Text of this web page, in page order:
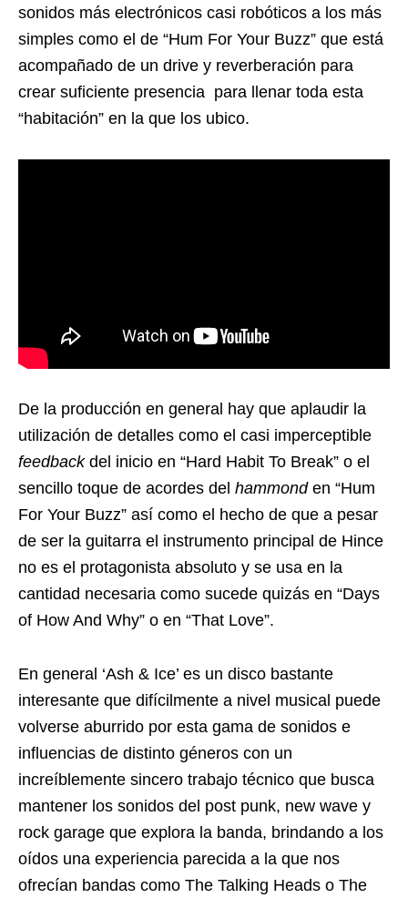
sonidos más electrónicos casi robóticos a los más
simples como el de “Hum For Your Buzz” que está
acompañado de un drive y reverberación para
crear suficiente presencia para llenar toda esta
“habitación” en la que los ubico.
De la producción en general hay que aplaudir la
utilización de detalles como el casi imperceptible
feedbackdel inicio en “Hard Habit To Break” o el
sencillo toque de acordes del hammonden “Hum
For Your Buzz” así como el hecho de que a pesar
de ser la guitarra el instrumento principal de Hince
no es el protagonista absoluto y se usa en la
cantidad necesaria como sucede quizás en “Days
of How And Why” o en “That Love”.
En general ‘Ash & Ice’ es un disco bastante
interesante que difícilmente a nivel musical puede
volverse aburrido por esta gama de sonidos e
influencias de distinto géneros con un
increíblemente sincero trabajo técnico que busca
mantener los sonidos del post punk, new wave y
rock garage que explora la banda, brindando a los
oídos una experiencia parecida a la que nos
ofrecían bandas como The Talking Heads o The